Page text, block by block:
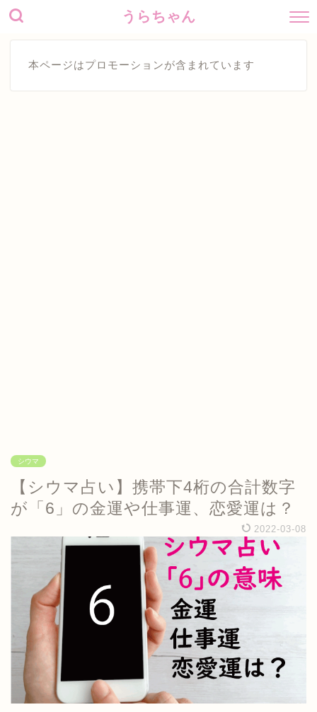
うらちゃん
本ページはプロモーションが含まれています
シウマ
【シウマ占い】携帯下4桁の合計数字
が「6」の金運や仕事運、恋愛運は？
2022-03-08